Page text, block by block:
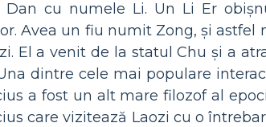
Dan cu numele Li. Un Li Er
Avea un fiu numit Zong, și
El a venit de la statul Chu și a
dintre cele mai populare
a fost un alt mare filozof al
care vizitează Laozi cu o